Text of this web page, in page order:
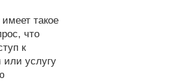
такое
что
к
или услугу